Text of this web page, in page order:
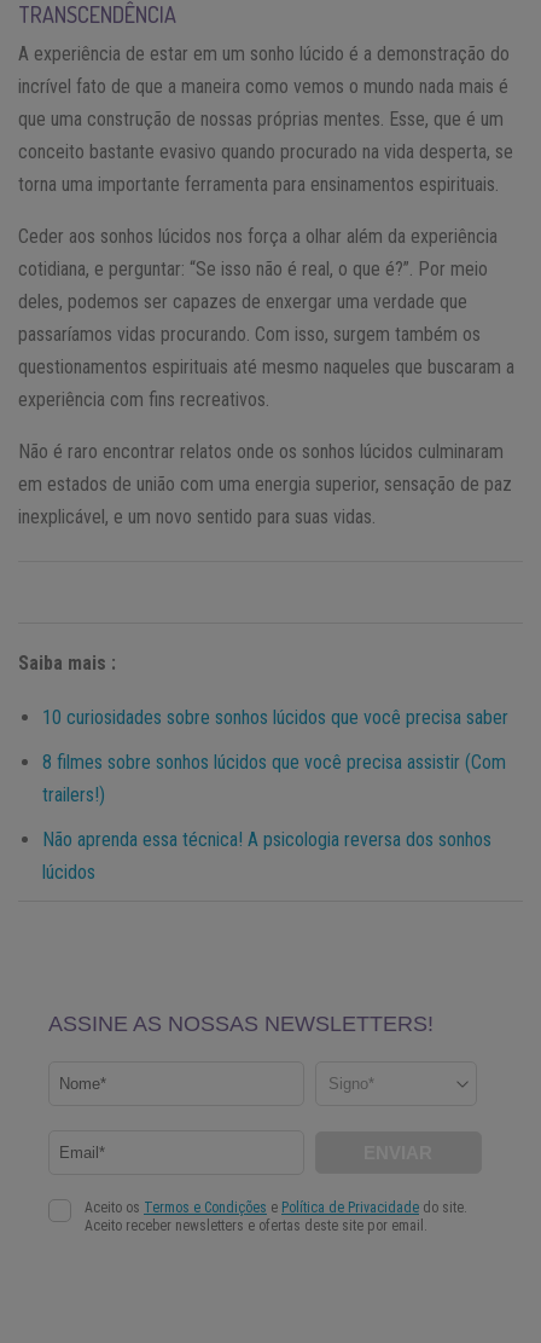
TRANSCENDÊNCIA
A experiência de estar em um sonho lúcido é a demonstração do
incrível fato de que a maneira como vemos o mundo nada mais é
que uma construção de nossas próprias mentes. Esse, que é um
conceito bastante evasivo quando procurado na vida desperta, se
torna uma importante ferramenta para ensinamentos espirituais.
Ceder aos sonhos lúcidos nos força a olhar além da experiência
cotidiana, e perguntar: “Se isso não é real, o que é?”. Por meio
deles, podemos ser capazes de enxergar uma verdade que
passaríamos vidas procurando. Com isso, surgem também os
questionamentos espirituais até mesmo naqueles que buscaram a
experiência com fins recreativos.
Não é raro encontrar relatos onde os sonhos lúcidos culminaram
em estados de união com uma energia superior, sensação de paz
inexplicável, e um novo sentido para suas vidas.
Saiba mais :
10 curiosidades sobre sonhos lúcidos que você precisa saber
8 filmes sobre sonhos lúcidos que você precisa assistir (Com
trailers!)
Não aprenda essa técnica! A psicologia reversa dos sonhos
lúcidos